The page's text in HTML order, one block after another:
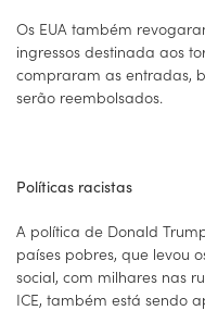
Os EUA também
ingressos destinada aos
compraram as entradas,
serão reembolsados.
Políticas racistas
A política de Donald
países pobres, que levou
social, com milhares nas
ICE, também está sendo